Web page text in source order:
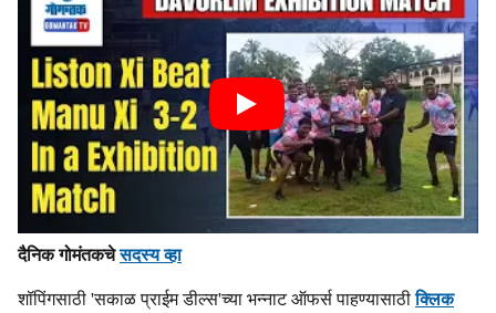
दैनिक गोमंतकचेसदस्य व्हा
शॉपिंगसाठी 'सकाळ प्राईम डील्स'च्या भन्नाट ऑफर्स पाहण्यासाठीक्लिक